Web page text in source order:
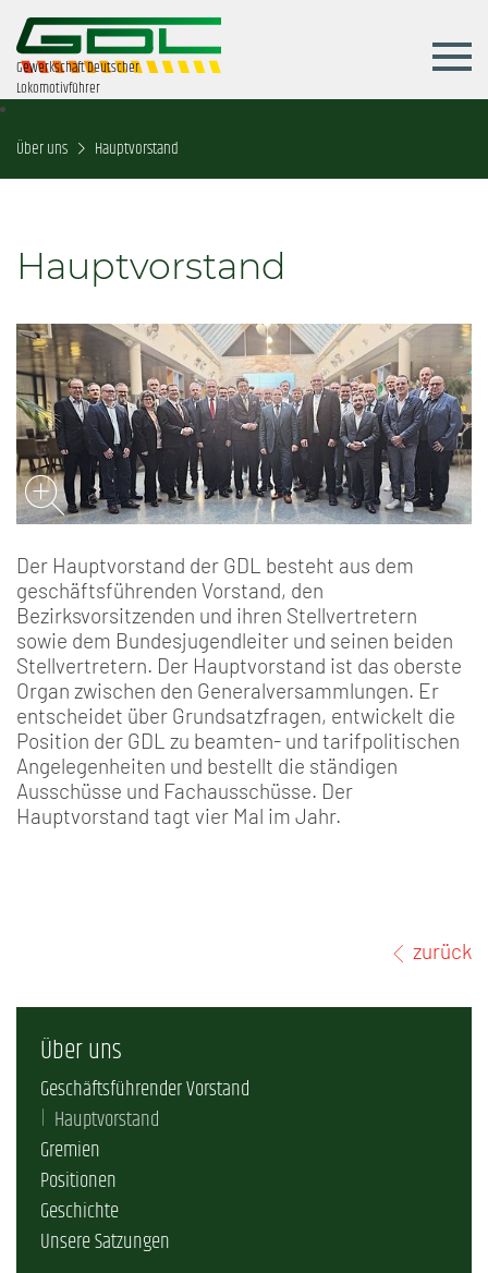
Gewerkschaft Deutscher
Lokomotivführer
Über uns Hauptvorstand
Hauptvorstand
Der Hauptvorstand der GDL besteht aus dem
geschäftsführenden Vorstand, den
Bezirksvorsitzenden und ihren Stellvertretern
sowie dem Bundesjugendleiter und seinen beiden
Stellvertretern. Der Hauptvorstand ist das oberste
Organ zwischen den Generalversammlungen. Er
entscheidet über Grundsatzfragen, entwickelt die
Position der GDL zu beamten- und tarifpolitischen
Angelegenheiten und bestellt die ständigen
Ausschüsse und Fachausschüsse. Der
Hauptvorstand tagt vier Mal im Jahr.
zurück
Über uns
Geschäftsführender Vorstand
Hauptvorstand
Gremien
Positionen
Geschichte
Unsere Satzungen